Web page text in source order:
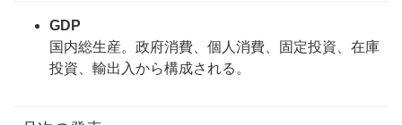
GDP
国内総生産。政府消費、個人消費、固定投資、在庫
投資、輸出入から構成される。